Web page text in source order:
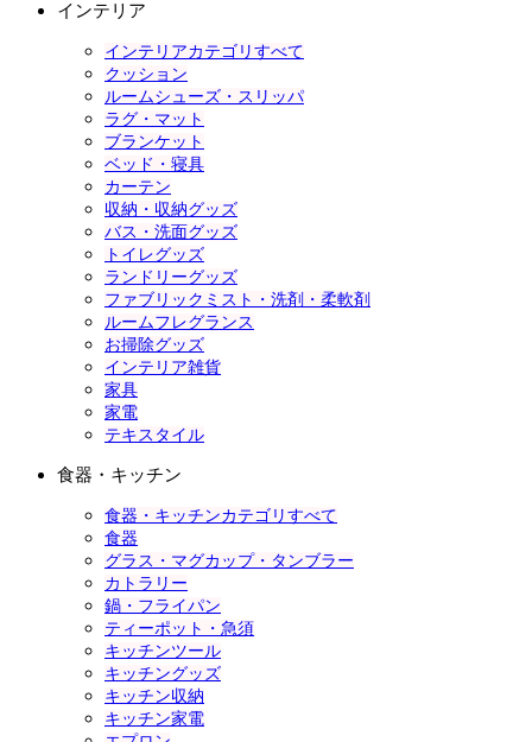
インテリア
インテリアカテゴリすべて
クッション
ルームシューズ・スリッパ
ラグ・マット
ブランケット
ベッド・寝具
カーテン
収納・収納グッズ
バス・洗面グッズ
トイレグッズ
ランドリーグッズ
ファブリックミスト・洗剤・柔軟剤
ルームフレグランス
お掃除グッズ
インテリア雑貨
家具
家電
テキスタイル
食器・キッチン
食器・キッチンカテゴリすべて
食器
グラス・マグカップ・タンブラー
カトラリー
鍋・フライパン
ティーポット・急須
キッチンツール
キッチングッズ
キッチン収納
キッチン家電